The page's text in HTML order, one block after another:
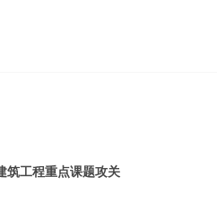
筑工程重点课题攻关